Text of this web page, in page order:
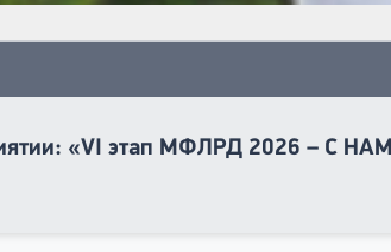
«VI этап МФЛРД 2026 – С